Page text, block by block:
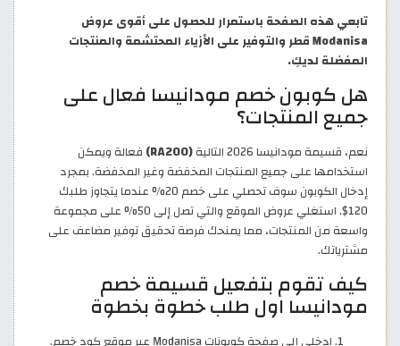
تابعي هذه الصفحة باستمرار للحصول على أقوى عروض
Modanisa قطر والتوفير على الأزياء المحتشمة والمنتجات
المفضلة لديكِ.
هل كوبون خصم مودانيسا فعال على
جميع المنتجات؟
نعم، قسيمة مودانيسا 2026 التالية (RA200)
فعالة ويمكن
استخدامها على جميع المنتجات المخفضة وغير المخفضة. بمجرد
إدخال الكوبون سوف تحصلي على خصم 20% عندما يتجاوز طلبك
120$. استغلي عروض الموقع والتي تصل إلى 50% على مجموعة
واسعة من المنتجات، مما يمنحك فرصة تحقيق توفير مضاعف على
مشترياتك.
كيف تقوم بتفعيل قسيمة خصم
مودانيسا اول طلب خطوة بخطوة
ادخلي إلى صفحة كوبونات Modanisa عبر موقع كود خصم.